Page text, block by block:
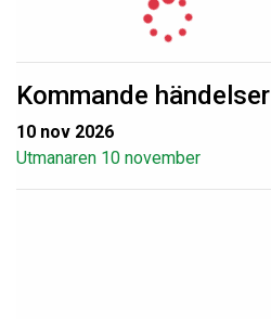
Kommande händelser
10 nov 2026
Utmanaren 10 november